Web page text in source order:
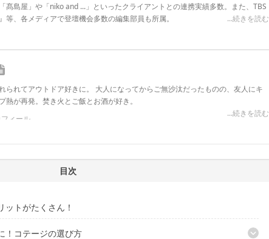
髙島屋」や「niko and ...」といったクライアントとの連携実績多数。また、TBS
等、各メディアで登壇機会多数の編集部員も所属。
...続きを読む
られてアウトドア好きに。 大人になってからご無沙汰だったものの、友人にキ
熱が再発。焚き火とご飯とお酒が好き。
...続きを読む
ィール
目次
ットがたくさん！
！コテージの選び方